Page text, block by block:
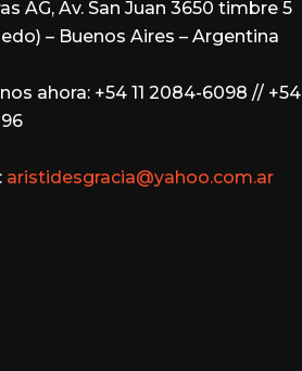
AG, Av. San Juan 3650 timbre 5
– Buenos Aires – Argentina
ahora: +54 11 2084-6098 // +54
aristidesgracia@yahoo.com.ar